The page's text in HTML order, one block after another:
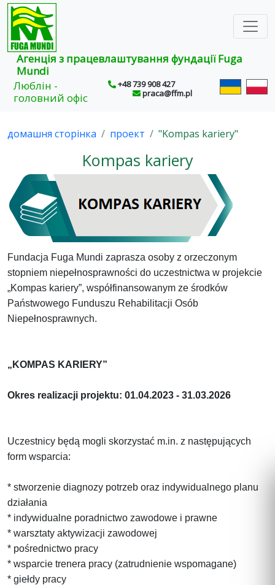
×
Агенція з працевлаштування фундації Fuga
Mundi
Люблін -
головний офіс
+48 739 908 427
praca@ffm.pl
домашня сторінка проект "Kompas kariery"
Kompas kariery
Fundacja Fuga Mundi zaprasza osoby z orzeczonym
stopniem niepełnosprawności do uczestnictwa w projekcie
„Kompas kariery”, współfinansowanym ze środków
Państwowego Funduszu Rehabilitacji Osób
Niepełnosprawnych.
„KOMPAS KARIERY”
Okres realizacji projektu: 01.04.2023 - 31.03.2026
Uczestnicy będą mogli skorzystać m.in. z następujących
form wsparcia:
* stworzenie diagnozy potrzeb oraz indywidualnego planu
działania
* indywidualne poradnictwo zawodowe i prawne
* warsztaty aktywizacji zawodowej
* pośrednictwo pracy
* wsparcie trenera pracy (zatrudnienie wspomagane)
* giełdy pracy